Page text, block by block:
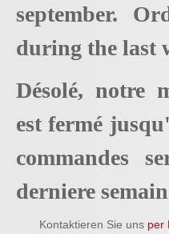
september.
during the last
Désolé, notre
est fermé
commandes
derniere
Kontaktieren Sie uns per